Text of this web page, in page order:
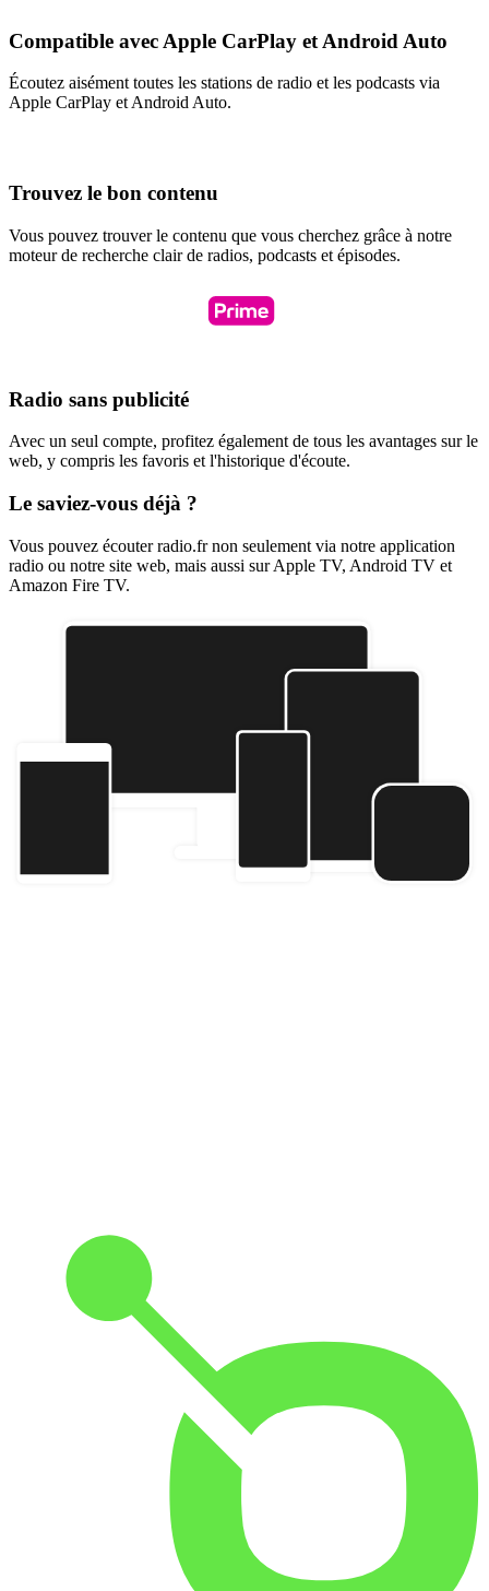
Compatible avec Apple CarPlay et Android Auto
Écoutez aisément toutes les stations de radio et les podcasts via
Apple CarPlay et Android Auto.
Trouvez le bon contenu
Vous pouvez trouver le contenu que vous cherchez grâce à notre
moteur de recherche clair de radios, podcasts et épisodes.
Radio sans publicité
Avec un seul compte, profitez également de tous les avantages sur le
web, y compris les favoris et l'historique d'écoute.
Le saviez-vous déjà ?
Vous pouvez écouter radio.fr non seulement via notre application
radio ou notre site web, mais aussi sur Apple TV, Android TV et
Amazon Fire TV.